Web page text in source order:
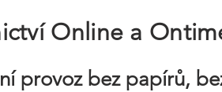
Online a
provoz bez papírů,